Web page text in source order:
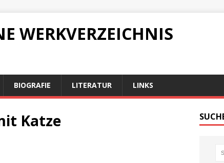
WERKVERZEICHNIS
BIOGRAFIE LITERATUR LINKS
Katze